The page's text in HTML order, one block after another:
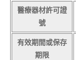
醫療器材許可證
號
有效期間或保存
期限